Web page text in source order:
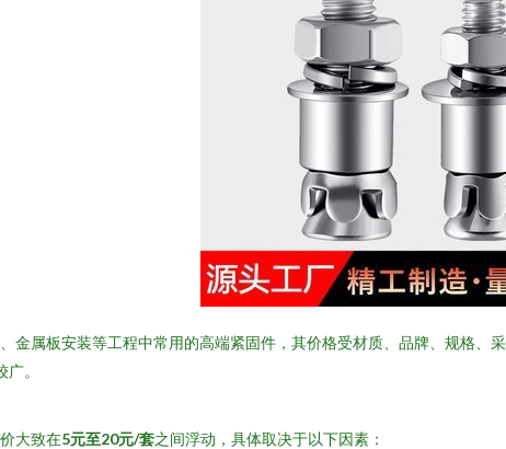
金属板安装等工程中常用的高端紧固件，其价格受材质、品牌、规格
。
大致在5元至20元/套之间浮动，具体取决于以下因素：